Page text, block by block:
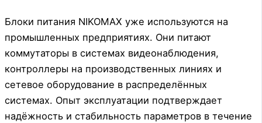
Блоки питания NIKOMAX уже используются на
промышленных предприятиях. Они питают
коммутаторы в системах видеонаблюдения,
контроллеры на производственных линиях и
сетевое оборудование в распределённых
системах. Опыт эксплуатации подтверждает
надёжность и стабильность параметров в течение